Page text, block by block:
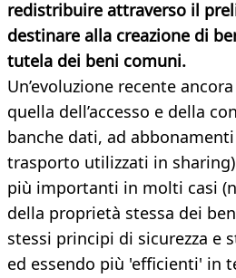
redistribuire attraverso il
destinare alla creazione di
tutela dei beni comuni.
Un’evoluzione recente
quella dell’accesso e della
banche dati, ad
trasporto utilizzati in
più importanti in molti casi
della proprietà stessa dei
stessi principi di sicurezza e
ed essendo più 'efficienti' in